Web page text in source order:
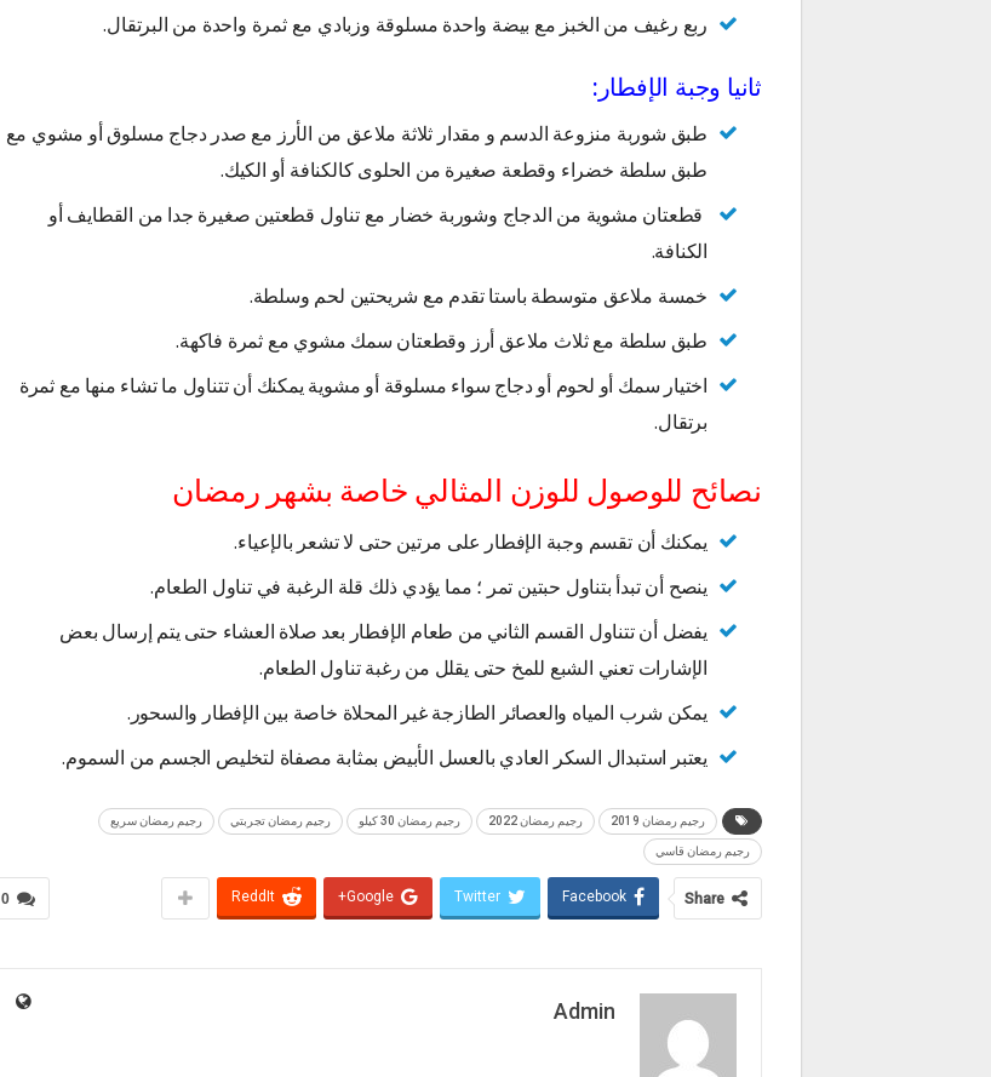
ربع رغيف من الخبز مع بيضة واحدة مسلوقة وزبادي مع ثمرة واحدة من البرتقال.
ثانيا وجبة الإفطار:
طبق شوربة منزوعة الدسم و مقدار ثلاثة ملاعق من الأرز مع صدر دجاج مسلوق أو مشوي مع
طبق سلطة خضراء وقطعة صغيرة من الحلوى كالكنافة أو الكيك.
قطعتان مشوية من الدجاج وشوربة خضار مع تناول قطعتين صغيرة جدا من القطايف أو
الكنافة.
خمسة ملاعق متوسطة باستا تقدم مع شريحتين لحم وسلطة.
طبق سلطة مع ثلاث ملاعق أرز وقطعتان سمك مشوي مع ثمرة فاكهة.
اختيار سمك أو لحوم أو دجاج سواء مسلوقة أو مشوية يمكنك أن تتناول ما تشاء منها مع ثمرة
برتقال.
نصائح للوصول للوزن المثالي خاصة بشهر رمضان
يمكنك أن تقسم وجبة الإفطار على مرتين حتى لا تشعر بالإعياء.
ينصح أن تبدأ بتناول حبتين تمر ؛ مما يؤدي ذلك قلة الرغبة في تناول الطعام.
يفضل أن تتناول القسم الثاني من طعام الإفطار بعد صلاة العشاء حتى يتم إرسال بعض
الإشارات تعني الشبع للمخ حتى يقلل من رغبة تناول الطعام.
يمكن شرب المياه والعصائر الطازجة غير المحلاة خاصة بين الإفطار والسحور.
يعتبر استبدال السكر العادي بالعسل الأبيض بمثابة مصفاة لتخليص الجسم من السموم.
رجيم رمضان 2019 رجيم رمضان 2022 رجيم رمضان 30 كيلو رجيم رمضان تجربتي رجيم رمضان سريع
رجيم رمضان قاسي
0 Share
Facebook
Twitter
Google+
ReddIt
Admin